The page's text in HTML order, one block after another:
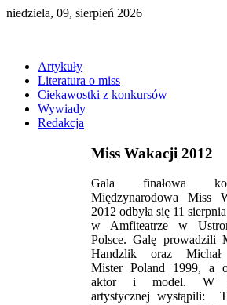
niedziela, 09, sierpień 2026
Artykuły
Literatura o miss
Ciekawostki z konkursów
Wywiady
Redakcja
Miss Wakacji 2012
Gala finałowa
Międzynarodowa Miss
2012 odbyła się 11
w Amfiteatrze w
Polsce. Galę prowadzili
Handzlik oraz
Mister Poland 1999, a
aktor i model. W
artystycznej wystąpili: